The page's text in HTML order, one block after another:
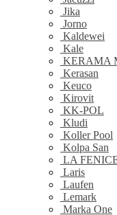
Jika
Jorno
Kaldewei
Kale
KERAMA
Kerasan
Keuco
Kirovit
KK-POL
Kludi
Koller Pool
Kolpa San
LA
Laris
Laufen
Lemark
Marka One